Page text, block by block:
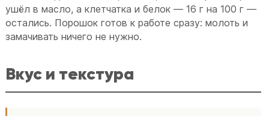
ушёл в масло, а клетчатка и белок — 16 г на 100 г —
остались. Порошок готов к работе сразу: молоть и
замачивать ничего не нужно.
Вкус и текстура